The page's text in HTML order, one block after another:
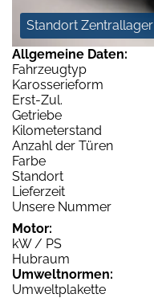
Standort Zentrallager
Allgemeine Daten:
Fahrzeugtyp
Karosserieform
Erst-Zul.
Getriebe
Kilometerstand
Anzahl der Türen
Farbe
Standort
Lieferzeit
Unsere Nummer
Motor:
kW / PS
Hubraum
Umweltnormen:
Umweltplakette